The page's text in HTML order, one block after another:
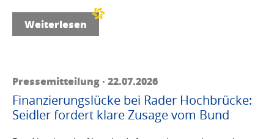
Weiterlesen
Pressemitteilung · 22.07.2026
Finanzierungslücke bei Rader Hochbrücke:
Seidler fordert klare Zusage vom Bund